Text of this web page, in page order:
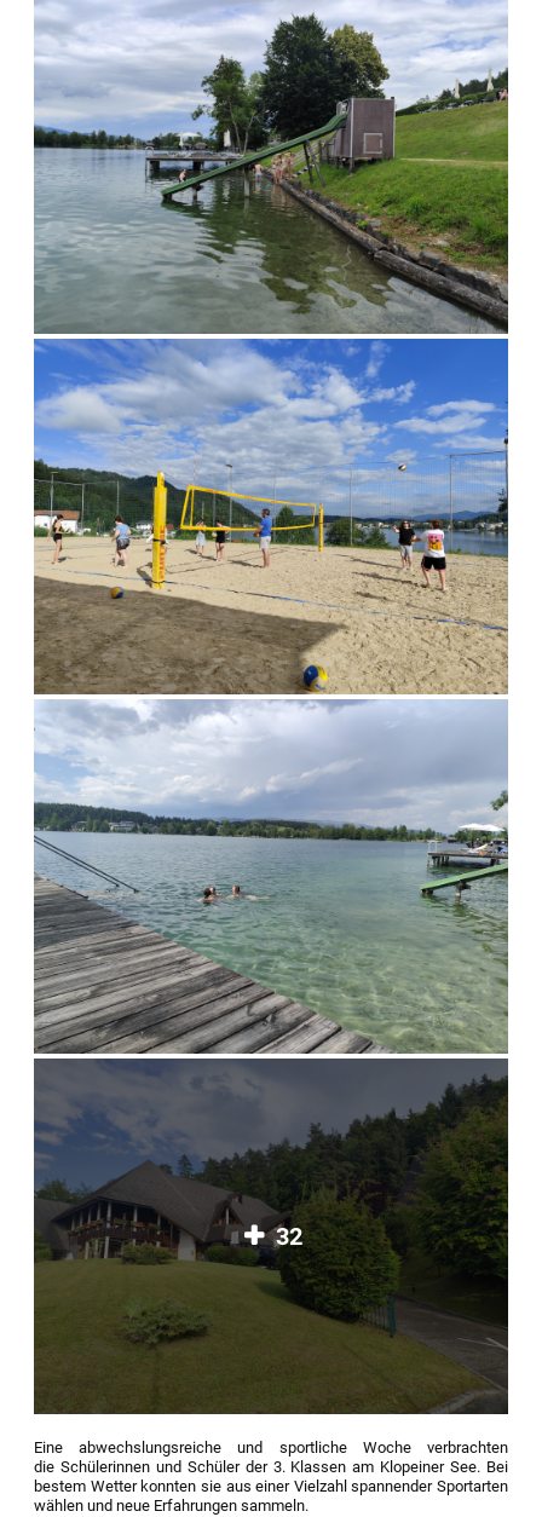
32
Eine abwechslungsreiche und sportliche Woche verbrachten
die Schülerinnen und Schüler der 3. Klassen am Klopeiner See. Bei
bestem Wetter konnten sie aus einer Vielzahl spannender Sportarten
wählen und neue Erfahrungen sammeln.